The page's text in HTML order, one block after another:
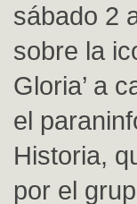
sábado 2
sobre la
Gloria’ a
el
Historia,
por el